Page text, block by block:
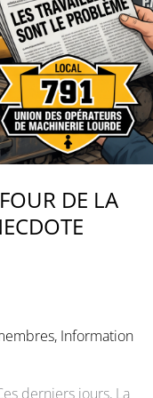
DE LA
, Information
derniers jours, La